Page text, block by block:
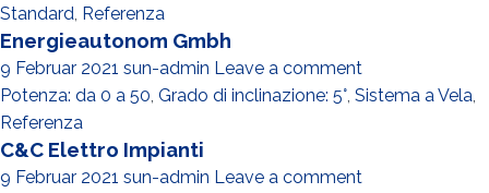
Standard, Referenza
Energieautonom Gmbh
9 Februar 2021 sun-admin Leave a comment
Potenza: da 0 a 50, Grado di inclinazione: 5°, Sistema a Vela,
Referenza
C&C Elettro Impianti
9 Februar 2021 sun-admin Leave a comment